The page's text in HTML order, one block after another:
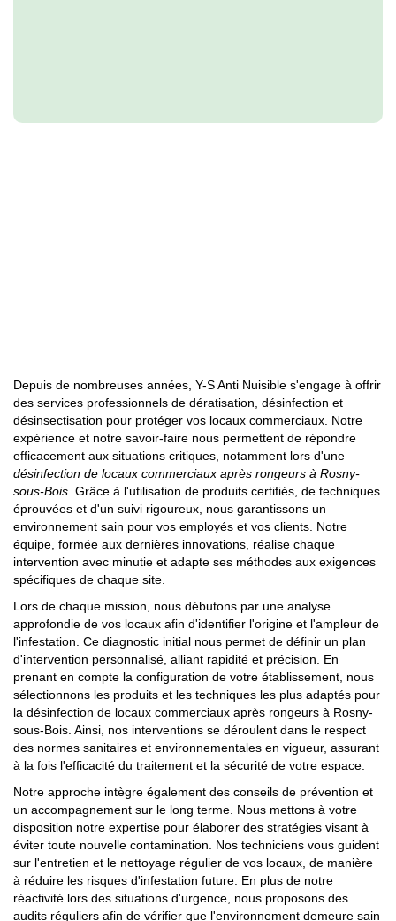
Depuis de nombreuses années, Y-S Anti Nuisible s'engage à offrir
des services professionnels de dératisation, désinfection et
désinsectisation pour protéger vos locaux commerciaux. Notre
expérience et notre savoir-faire nous permettent de répondre
efficacement aux situations critiques, notamment lors d'une
désinfection de locaux commerciaux après rongeurs à Rosny-
sous-Bois. Grâce à l'utilisation de produits certifiés, de techniques
éprouvées et d'un suivi rigoureux, nous garantissons un
environnement sain pour vos employés et vos clients. Notre
équipe, formée aux dernières innovations, réalise chaque
intervention avec minutie et adapte ses méthodes aux exigences
spécifiques de chaque site.
Lors de chaque mission, nous débutons par une analyse
approfondie de vos locaux afin d'identifier l'origine et l'ampleur de
l'infestation. Ce diagnostic initial nous permet de définir un plan
d'intervention personnalisé, alliant rapidité et précision. En
prenant en compte la configuration de votre établissement, nous
sélectionnons les produits et les techniques les plus adaptés pour
la désinfection de locaux commerciaux après rongeurs à Rosny-
sous-Bois. Ainsi, nos interventions se déroulent dans le respect
des normes sanitaires et environnementales en vigueur, assurant
à la fois l'efficacité du traitement et la sécurité de votre espace.
Notre approche intègre également des conseils de prévention et
un accompagnement sur le long terme. Nous mettons à votre
disposition notre expertise pour élaborer des stratégies visant à
éviter toute nouvelle contamination. Nos techniciens vous guident
sur l'entretien et le nettoyage régulier de vos locaux, de manière
à réduire les risques d'infestation future. En plus de notre
réactivité lors des situations d'urgence, nous proposons des
audits réguliers afin de vérifier que l'environnement demeure sain